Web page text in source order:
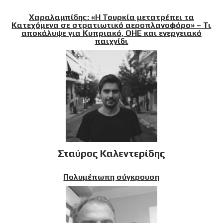
Χαραλαμπίδης: «Η Τουρκία μετατρέπει τα
Κατεχόμενα σε στρατιωτικό αεροπλανοφόρο» – Τι
αποκάλυψε για Κυπριακό, ΟΗΕ και ενεργειακό
παιχνίδι
Σταύρος Καλεντερίδης
Πολυμέπωπη σύγκρουση